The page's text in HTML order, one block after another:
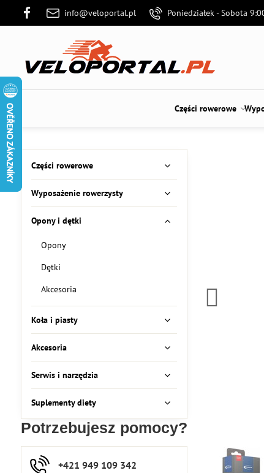
info@veloportal.pl Poniedziałek - Sobota
Części rowerowe
Części rowerowe
Wyposażenie rowerzysty
Opony i dętki
Opony
Dętki
Akcesoria
Koła i piasty
Akcesoria
Serwis i narzędzia
Suplementy diety
Potrzebujesz pomocy?
+421 949 109 342